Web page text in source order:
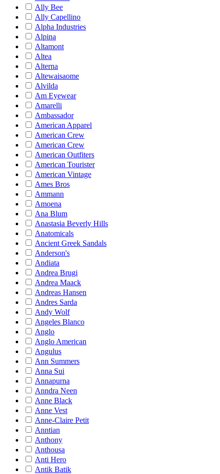
Ally Bee
Ally Capellino
Alpha Industries
Alpina
Altamont
Altea
Alterna
Altewaisaome
Alvilda
Am Eyewear
Amarelli
Ambassador
American Apparel
American Crew
American Crew
American Outfiters
American Tourister
American Vintage
Ames Bros
Ammann
Amoena
Ana Blum
Anastasia Beverly Hills
Anatomicals
Ancient Greek Sandals
Anderson's
Andiata
Andrea Brugi
Andrea Maack
Andreas Hansen
Andres Sarda
Andy Wolf
Angeles Blanco
Anglo
Anglo American
Angulus
Ann Summers
Anna Sui
Annapurna
Anndra Neen
Anne Black
Anne Vest
Anne-Claire Petit
Anntian
Anthony
Anthousa
Anti Hero
Antik Batik